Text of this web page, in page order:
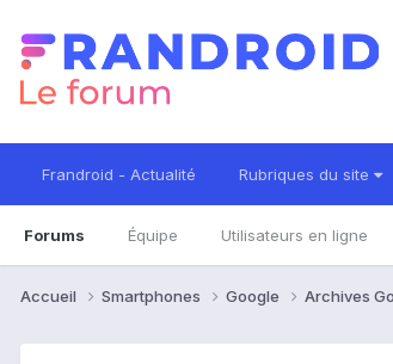
Frandroid - Actualité Rubriques du site
Forums Équipe Utilisateurs en ligne
Accueil Smartphones Google Archives